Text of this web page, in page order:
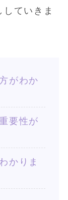
ていきま
がわか
要性が
かりま